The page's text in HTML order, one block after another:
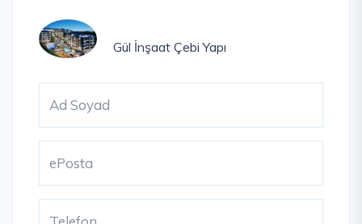
Gül İnşaat Çebi Yapı